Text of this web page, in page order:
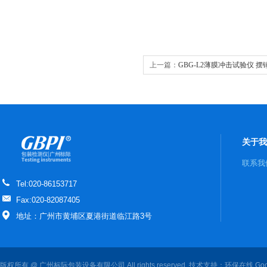
上一篇： GBG-L2薄膜冲击试验仪 摆
Tel:020-86153717
Fax:020-82087405
地址：广州市黄埔区夏港街道临江路3号
关于
联系我
版权所有 @ 广州标际包装设备有限公司 All rights reserved. 技术支持： 环保在线